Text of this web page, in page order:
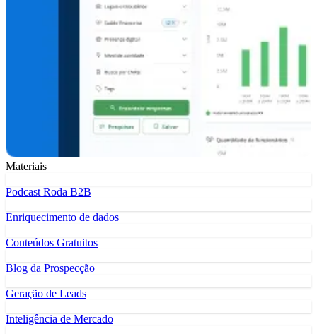
Materiais
Podcast Roda B2B
Enriquecimento de dados
Conteúdos Gratuitos
Blog da Prospecção
Geração de Leads
Inteligência de Mercado